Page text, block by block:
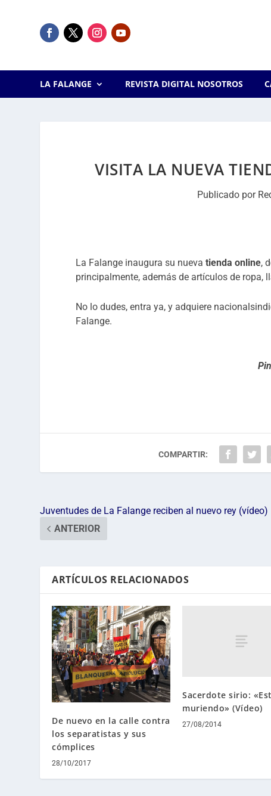
LA FALANGE REVISTA DIGITAL NOSOTROS
VISITA LA NUEVA
Publicado por
La Falange inaugura su nueva tienda online,
principalmente, además de artículos de ropa,
No lo dudes, entra ya, y adquiere
Falange.
COMPARTIR:
Juventudes de La Falange reciben al nuevo rey (vídeo)
ANTERIOR
ARTÍCULOS RELACIONADOS
De nuevo en la calle contra
los separatistas y sus
cómplices
28/10/2017
Sacerdote sirio:
muriendo» (Vídeo)
27/08/2014